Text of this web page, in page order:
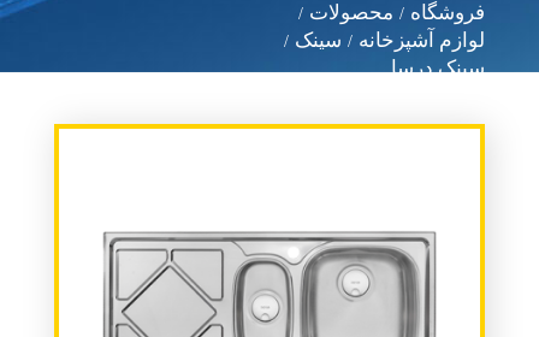
فروشگاه
محصولات
لوازم آشپزخانه
سینک
سینک درسا